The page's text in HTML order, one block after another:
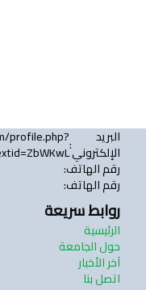
البريد
الإلكتروني:
profile.php?
رقم الهاتف:
رقم الهاتف:
روابط سريعة
الرئيسية
حول الجامعة
آخر الأخبار
اتصل بنا